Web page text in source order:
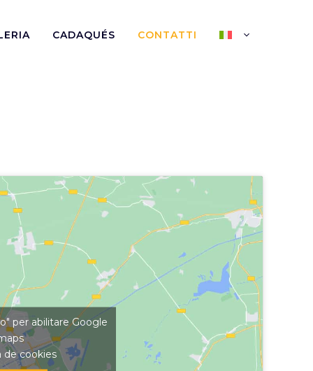
CADAQUÉS CONTATTI
per abilitare Google
de cookies